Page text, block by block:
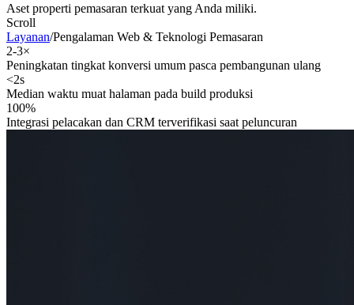
Aset properti pemasaran terkuat yang Anda miliki.
Scroll
Layanan/Pengalaman Web & Teknologi Pemasaran
2-3×
Peningkatan tingkat konversi umum pasca pembangunan ulang
<2s
Median waktu muat halaman pada build produksi
100%
Integrasi pelacakan dan CRM terverifikasi saat peluncuran